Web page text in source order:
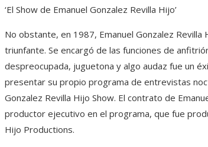
‘El Show de Emanuel Gonzalez Revilla Hijo’
No obstante, en 1987, Emanuel Gonzalez
triunfante. Se encargó de las funciones de
despreocupada, juguetona y algo audaz fue un
presentar su propio programa de entrevistas
Gonzalez Revilla Hijo Show. El contrato de
productor ejecutivo en el programa, que fue
Hijo Productions.